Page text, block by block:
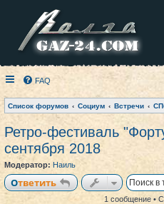
FAQ
Список форумов Социум Встречи
Ретро-фестиваль
сентября 2018
Модератор: Наиль
Ответить
1 сообщение •